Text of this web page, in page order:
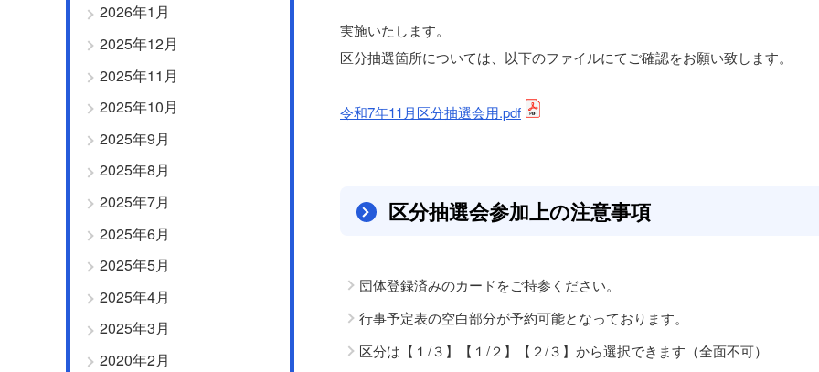
実施いたします。
区分抽選箇所については、以下のファイルにてご確認をお願い致します。
令和7年11月区分抽選会用.pdf
区分抽選会参加上の注意事項
団体登録済みのカードをご持参ください。
行事予定表の空白部分が予約可能となっております。
区分は【１/３】【１/２】【２/３】から選択できます（全面不可）
2026年1月
2025年12月
2025年11月
2025年10月
2025年9月
2025年8月
2025年7月
2025年6月
2025年5月
2025年4月
2025年3月
2020年2月